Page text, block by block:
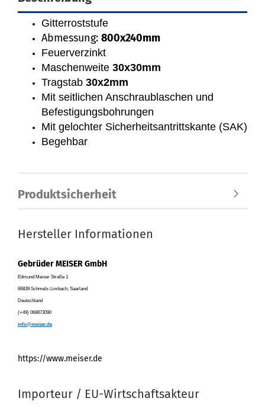
Gitterroststufe
Abmessung: 800x240mm
Feuerverzinkt
Maschenweite 30x30mm
Tragstab 30x2mm
Mit seitlichen Anschraublaschen und
Befestigungsbohrungen
Mit gelochter Sicherheitsantrittskante (SAK)
Begehbar
Produktsicherheit
Hersteller Informationen
Gebrüder MEISER GmbH
Edmund Meiser Straße 1
66839 Schmelz-Limbach, Saarland
Deutschland
(+49) 068873090
info@meiser.de
https://www.meiser.de
Importeur / EU-Wirtschaftsakteur